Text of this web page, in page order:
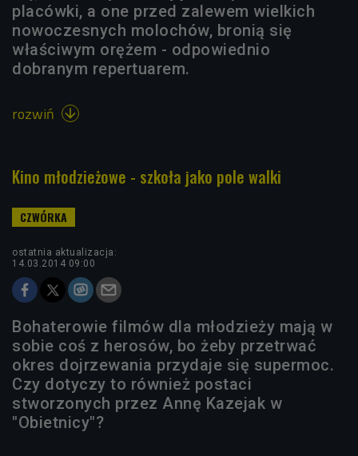
placówki, a one przed zalewem wielkich
nowoczesnych molochów, bronią się
właściwym orężem - odpowiednio
dobranym repertuarem.
rozwiń 
Kino młodzieżowe - szkoła jako pole walki
ostatnia aktualizacja:
14.03.2014 09:00
Bohaterowie filmów dla młodzieży mają w
sobie coś z herosów, bo żeby przetrwać
okres dojrzewania przydaje się supermoc.
Czy dotyczy to również postaci
stworzonych przez Annę Kazejak w
"Obietnicy"?